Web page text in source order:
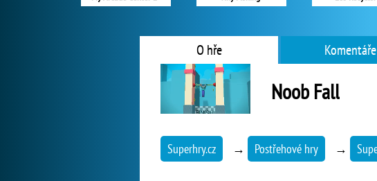
O hře Komentáře
Noob Fall
Superhry.cz → Postřehové hry →